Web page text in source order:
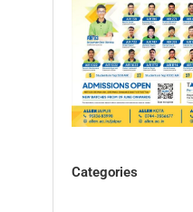
Categories